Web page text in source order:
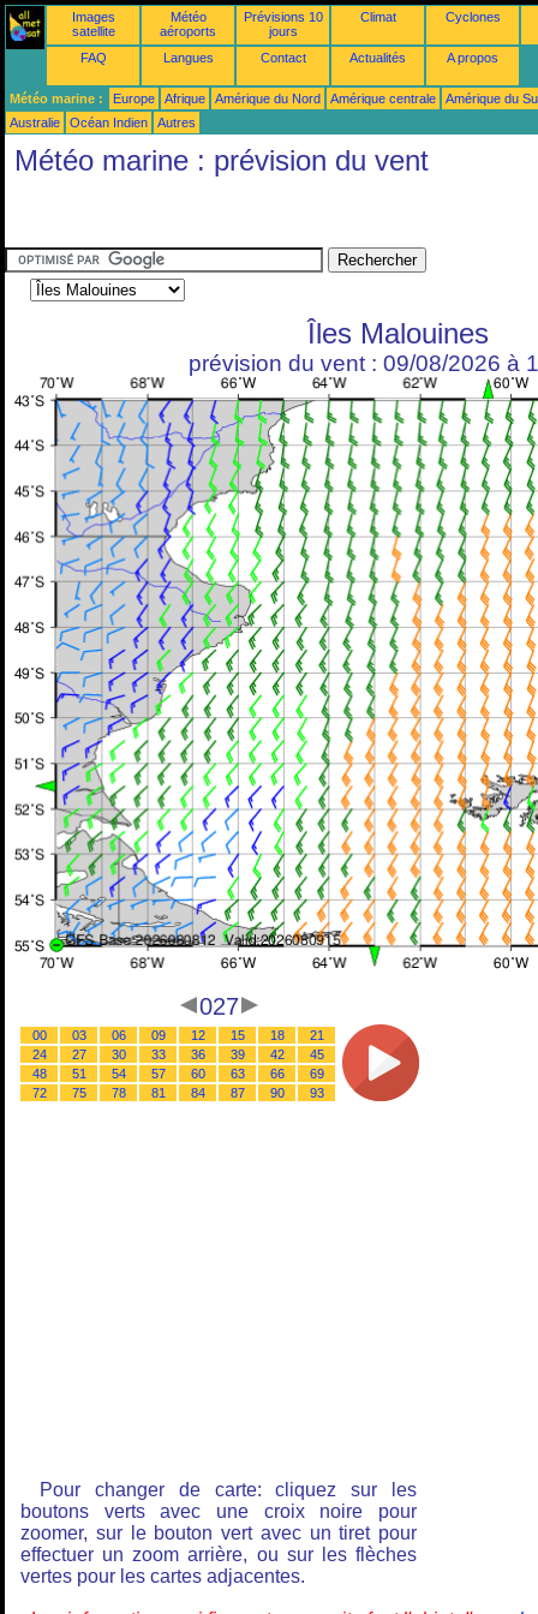
Images
satellite
Météo
aéroports
Prévisions 10
jours
Climat Cyclones
FAQ Langues Contact Actualités A propos
Météo marine : Europe Afrique Amérique du Nord Amérique centrale
Amérique du
Australie
Océan Indien Autres
Météo marine : prévision du vent
Îles Malouines
prévision du vent : 09/08/2026 à
027
00 03 06 09 12 15 18
21
24
27 30 33 36 39 42
45
48
51 54 57 60 63 66
69
72
75 78 81 84 87 90 93
Pour changer de carte: cliquez sur les
boutons verts avec une croix noire pour
zoomer, sur le bouton vert avec un tiret pour
effectuer un zoom arrière, ou sur les flèches
vertes pour les cartes adjacentes.